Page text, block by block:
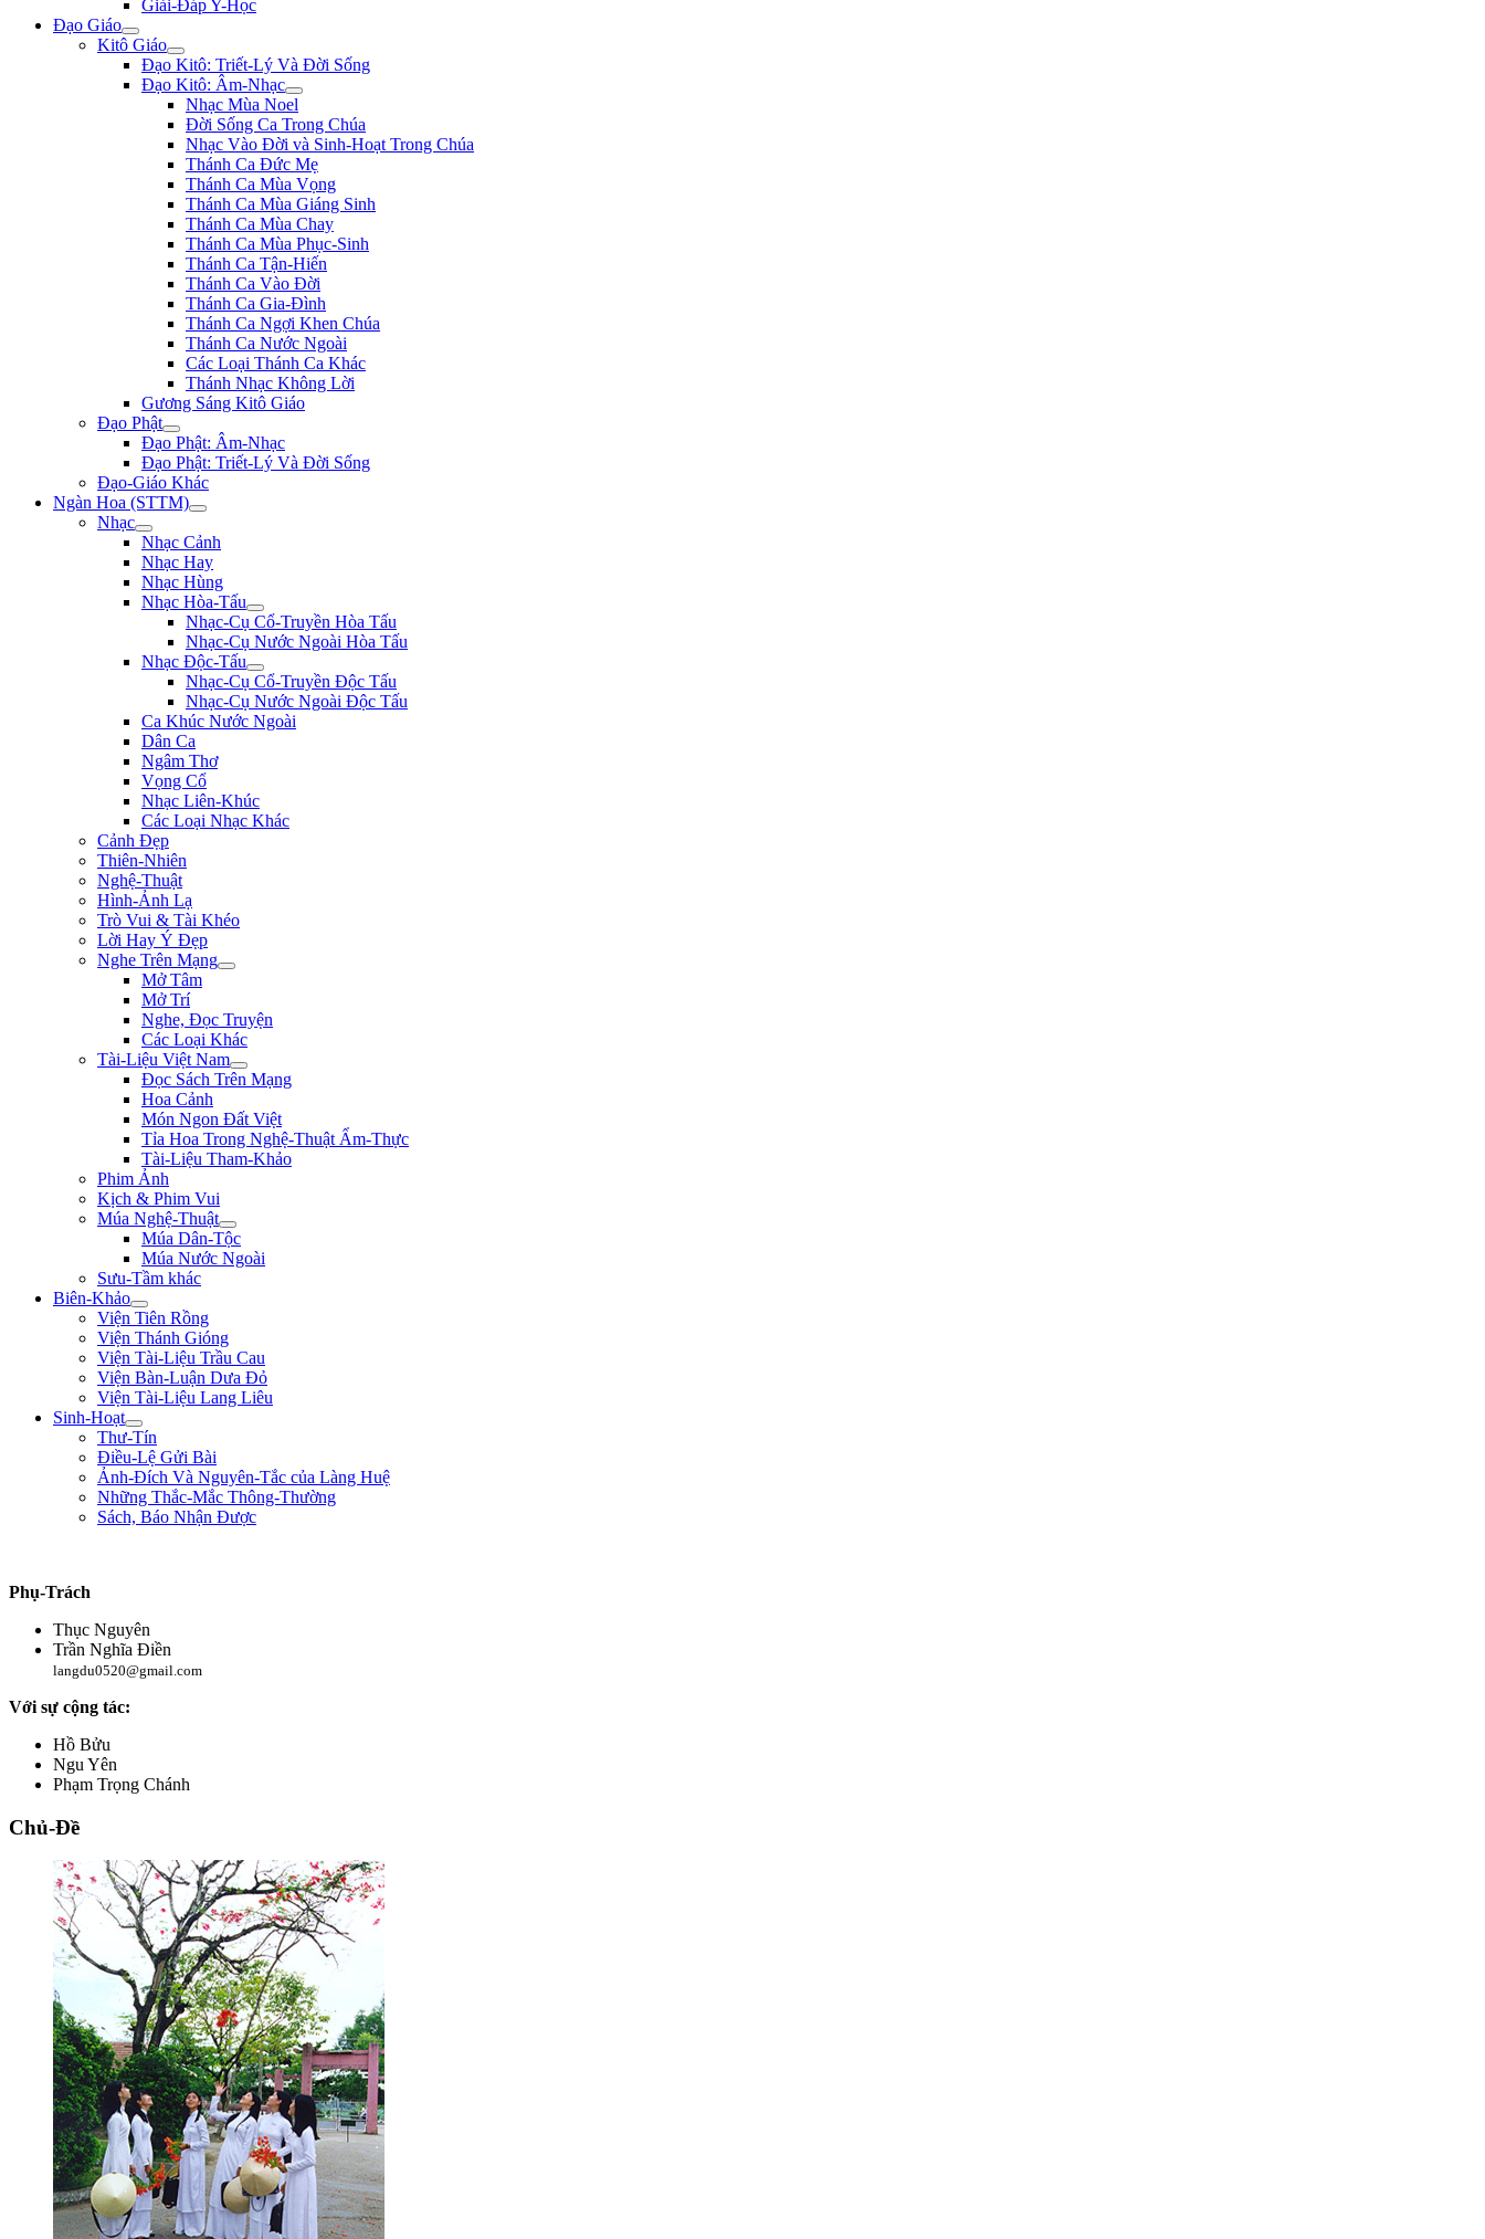
Giải-Đáp Y-Học
Đạo Giáo
Kitô Giáo
Đạo Kitô: Triết-Lý Và Đời Sống
Đạo Kitô: Âm-Nhạc
Nhạc Mùa Noel
Đời Sống Ca Trong Chúa
Nhạc Vào Đời và Sinh-Hoạt Trong Chúa
Thánh Ca Đức Mẹ
Thánh Ca Mùa Vọng
Thánh Ca Mùa Giáng Sinh
Thánh Ca Mùa Chay
Thánh Ca Mùa Phục-Sinh
Thánh Ca Tận-Hiến
Thánh Ca Vào Đời
Thánh Ca Gia-Đình
Thánh Ca Ngợi Khen Chúa
Thánh Ca Nước Ngoài
Các Loại Thánh Ca Khác
Thánh Nhạc Không Lời
Gương Sáng Kitô Giáo
Đạo Phật
Đạo Phật: Âm-Nhạc
Đạo Phật: Triết-Lý Và Đời Sống
Đạo-Giáo Khác
Ngàn Hoa (STTM)
Nhạc
Nhạc Cảnh
Nhạc Hay
Nhạc Hùng
Nhạc Hòa-Tấu
Nhạc-Cụ Cổ-Truyền Hòa Tấu
Nhạc-Cụ Nước Ngoài Hòa Tấu
Nhạc Độc-Tấu
Nhạc-Cụ Cổ-Truyền Độc Tấu
Nhạc-Cụ Nước Ngoài Độc Tấu
Ca Khúc Nước Ngoài
Dân Ca
Ngâm Thơ
Vọng Cổ
Nhạc Liên-Khúc
Các Loại Nhạc Khác
Cảnh Đẹp
Thiên-Nhiên
Nghệ-Thuật
Hình-Ảnh Lạ
Trò Vui & Tài Khéo
Lời Hay Ý Đẹp
Nghe Trên Mạng
Mở Tâm
Mở Trí
Nghe, Đọc Truyện
Các Loại Khác
Tài-Liệu Việt Nam
Đọc Sách Trên Mạng
Hoa Cảnh
Món Ngon Đất Việt
Tỉa Hoa Trong Nghệ-Thuật Ẩm-Thực
Tài-Liệu Tham-Khảo
Phim Ảnh
Kịch & Phim Vui
Múa Nghệ-Thuật
Múa Dân-Tộc
Múa Nước Ngoài
Sưu-Tầm khác
Biên-Khảo
Viện Tiên Rồng
Viện Thánh Gióng
Viện Tài-Liệu Trầu Cau
Viện Bàn-Luận Dưa Đỏ
Viện Tài-Liệu Lang Liêu
Sinh-Hoạt
Thư-Tín
Điều-Lệ Gửi Bài
Ảnh-Đích Và Nguyên-Tắc của Làng Huệ
Những Thắc-Mắc Thông-Thường
Sách, Báo Nhận Được
Phụ-Trách
Thục Nguyên
Trần Nghĩa Điền
langdu0520@gmail.com
Với sự cộng tác:
Hồ Bửu
Ngu Yên
Phạm Trọng Chánh
Chủ-Đề